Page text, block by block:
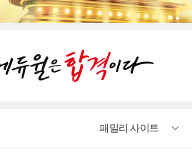
패밀리 사이트